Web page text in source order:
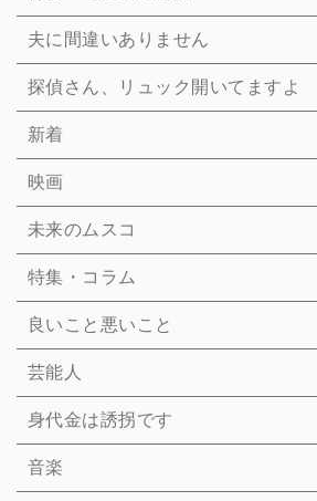
夫に間違いありません
探偵さん、リュック開いてますよ
新着
映画
未来のムスコ
特集・コラム
良いこと悪いこと
芸能人
身代金は誘拐です
音楽